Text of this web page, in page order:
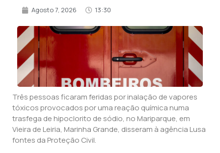
Agosto 7, 2026 13:30
Três pessoas ficaram feridas por inalação de vapores
tóxicos provocados por uma reação química numa
trasfega de hipoclorito de sódio, no Mariparque, em
Vieira de Leiria, Marinha Grande, disseram à agência Lusa
fontes da Proteção Civil.